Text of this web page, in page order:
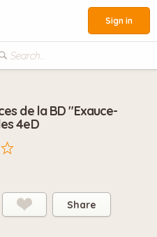
Search...
Sign in
de la BD "Exauce-
4eD
Share